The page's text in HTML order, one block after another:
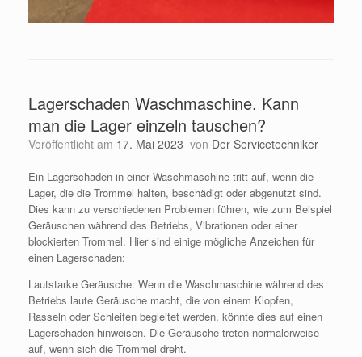
Lagerschaden Waschmaschine. Kann
man die Lager einzeln tauschen?
Veröffentlicht am 17. Mai 2023 von Der Servicetechniker
Ein Lagerschaden in einer Waschmaschine tritt auf, wenn die
Lager, die die Trommel halten, beschädigt oder abgenutzt sind.
Dies kann zu verschiedenen Problemen führen, wie zum Beispiel
Geräuschen während des Betriebs, Vibrationen oder einer
blockierten Trommel. Hier sind einige mögliche Anzeichen für
einen Lagerschaden:
Lautstarke Geräusche: Wenn die Waschmaschine während des
Betriebs laute Geräusche macht, die von einem Klopfen,
Rasseln oder Schleifen begleitet werden, könnte dies auf einen
Lagerschaden hinweisen. Die Geräusche treten normalerweise
auf, wenn sich die Trommel dreht.